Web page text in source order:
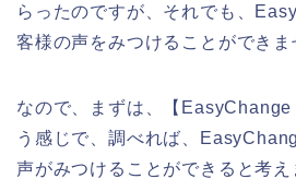
らったのですが、それでも、
客様の声をみつけることができま
なので、まずは、【
う感じで、調べれば、
声がみつけることができると考え